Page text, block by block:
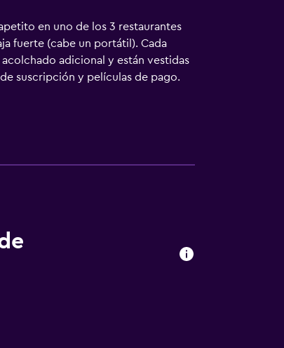
en uno de los 3 restaurantes
fuerte (cabe un portátil). Cada
adicional y están vestidas
suscripción y películas de pago.
higiene personal gratuitos y
las personas de negocios